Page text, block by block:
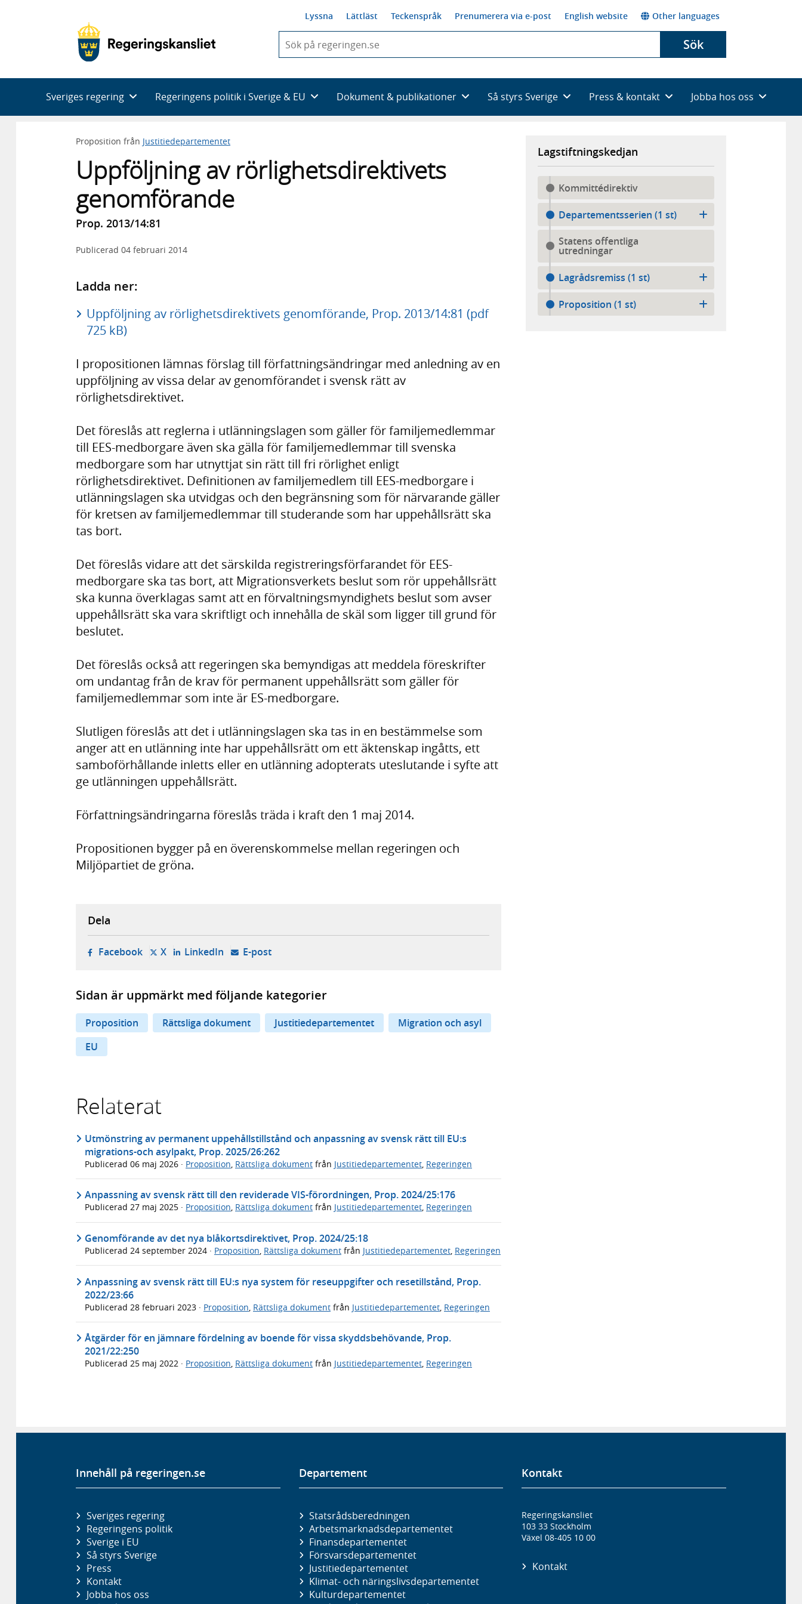
Lyssna Lättläst Teckenspråk Prenumerera via e-post English website Other languages
du
skriva
framträder
en
Sök
Sveriges regering Regeringens politik i Sverige & EU Dokument & publikationer Så styrs Sverige Press & kontakt Jobba hos oss
Proposition från Justitiedepartementet
Uppföljning av rörlighetsdirektivets
genomförande
Prop. 2013/14:81
Publicerad 04 februari 2014
Ladda ner:
Uppföljning av rörlighetsdirektivets genomförande, Prop. 2013/14:81 (pdf
725 kB)
I propositionen lämnas förslag till författningsändringar med anledning av en
uppföljning av vissa delar av genomförandet i svensk rätt av
rörlighetsdirektivet.
Det föreslås att reglerna i utlänningslagen som gäller för familjemedlemmar
till EES-medborgare även ska gälla för familjemedlemmar till svenska
medborgare som har utnyttjat sin rätt till fri rörlighet enligt
rörlighetsdirektivet. Definitionen av familjemedlem till EES-medborgare i
utlänningslagen ska utvidgas och den begränsning som för närvarande gäller
för kretsen av familjemedlemmar till studerande som har uppehållsrätt ska
tas bort.
Det föreslås vidare att det särskilda registreringsförfarandet för EES-
medborgare ska tas bort, att Migrationsverkets beslut som rör uppehållsrätt
ska kunna överklagas samt att en förvaltningsmyndighets beslut som avser
uppehållsrätt ska vara skriftligt och innehålla de skäl som ligger till grund för
beslutet.
Det föreslås också att regeringen ska bemyndigas att meddela föreskrifter
om undantag från de krav för permanent uppehållsrätt som gäller för
familjemedlemmar som inte är ES-medborgare.
Slutligen föreslås att det i utlänningslagen ska tas in en bestämmelse som
anger att en utlänning inte har uppehållsrätt om ett äktenskap ingåtts, ett
samboförhållande inletts eller en utlänning adopterats uteslutande i syfte att
ge utlänningen uppehållsrätt.
Författningsändringarna föreslås träda i kraft den 1 maj 2014.
Propositionen bygger på en överenskommelse mellan regeringen och
Miljöpartiet de gröna.
Lagstiftningskedjan
Kommittédirektiv
Departementsserien (1 st)
Statens offentliga
utredningar
Lagrådsremiss (1 st)
Proposition (1 st)
Dela
Facebook- öppnas i ny flik, extern webbplats,
X- öppnas i ny flik, extern webbplats,
LinkedIn- öppnas i ny flik, extern webbplats,
E-post- öppnar din e-postklient,
Sidan är uppmärkt med följande kategorier
Proposition Rättsliga dokument Justitiedepartementet
Migration och asyl
EU
Relaterat
Utmönstring av permanent uppehållstillstånd och anpassning av svensk rätt till EU:s
migrations-och asylpakt, Prop. 2025/26:262
Publicerad 06 maj 2026 · Proposition Rättsliga dokument från Justitiedepartementet Regeringen
Anpassning av svensk rätt till den reviderade VIS-förordningen, Prop. 2024/25:176
Publicerad 27 maj 2025 · Proposition, Rättsliga dokument från Justitiedepartementet, Regeringen
Genomförande av det nya blåkortsdirektivet, Prop. 2024/25:18
Publicerad 24 september 2024 · Proposition, Rättsliga dokument från Justitiedepartementet, Regeringen
Anpassning av svensk rätt till EU:s nya system för reseuppgifter och resetillstånd, Prop.
2022/23:66
Publicerad 28 februari 2023 · Proposition Rättsliga dokument från Justitiedepartementet Regeringen
Åtgärder för en jämnare fördelning av boende för vissa skyddsbehövande, Prop.
2021/22:250
Publicerad 25 maj 2022 · Proposition, Rättsliga dokument från Justitiedepartementet, Regeringen
Innehåll på regeringen.se
Sveriges regering
Regeringens politik
Sverige i EU
Så styrs Sverige
Press
Kontakt
Jobba hos oss
Departement
Statsrådsberedningen
Arbetsmarknads­departementet
Finans­departementet
Försvars­departementet
Justitie­departementet
Klimat- och näringslivs­departementet
Kultur­departementet
Kontakt
Regeringskansliet
103 33 Stockholm
Växel 08-405 10 00
Kontakt